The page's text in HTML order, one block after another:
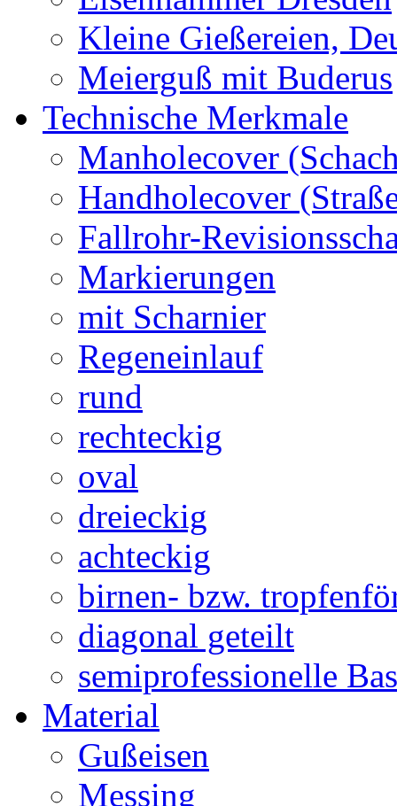
Kleine Gießereien,
Meierguß mit Buderus
Technische Merkmale
Manholecover
Handholecover
Fallrohr-
Markierungen
mit Scharnier
Regeneinlauf
rund
rechteckig
oval
dreieckig
achteckig
birnen- bzw.
diagonal geteilt
semiprofessionelle
Material
Gußeisen
Messing